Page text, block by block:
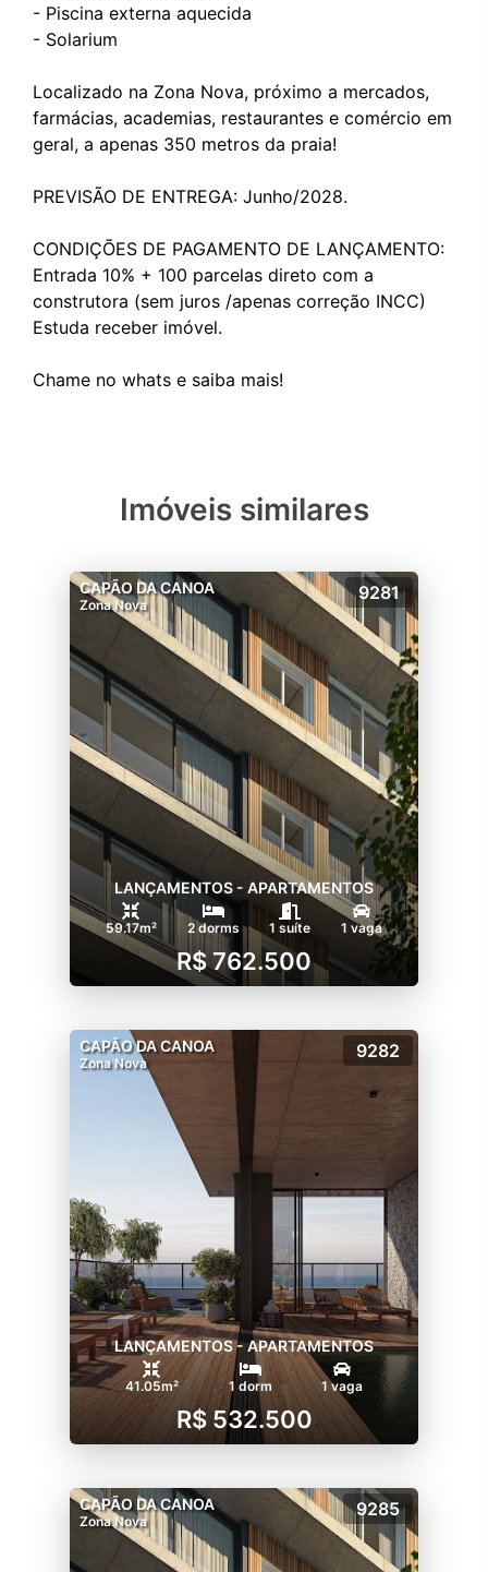
- Piscina externa aquecida
- Solarium
Localizado na Zona Nova, próximo a mercados,
farmácias, academias, restaurantes e comércio em
geral, a apenas 350 metros da praia!
PREVISÃO DE ENTREGA: Junho/2028.
CONDIÇÕES DE PAGAMENTO DE LANÇAMENTO:
Entrada 10% + 100 parcelas direto com a
construtora (sem juros /apenas correção INCC)
Estuda receber imóvel.
Imóveis similares
CAPÃO DA CANOA
Zona Nova
9281
LANÇAMENTOS - APARTAMENTOS
59.17m² 2 dorms 1 suíte 1 vaga
R$ 762.500
CAPÃO DA CANOA
Zona Nova
9282
LANÇAMENTOS - APARTAMENTOS
41.05m² 1 dorm 1 vaga
R$ 532.500
CAPÃO DA CANOA
Zona Nova
9285